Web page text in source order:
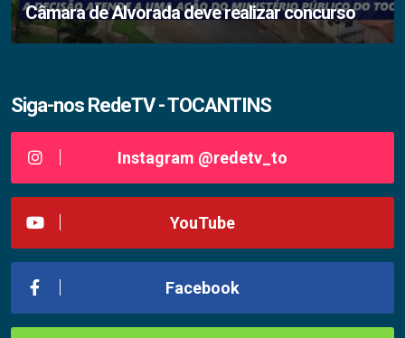
Câmara de Alvorada deve realizar concurso
Siga-nos RedeTV - TOCANTINS
Instagram @redetv_to
YouTube
Facebook